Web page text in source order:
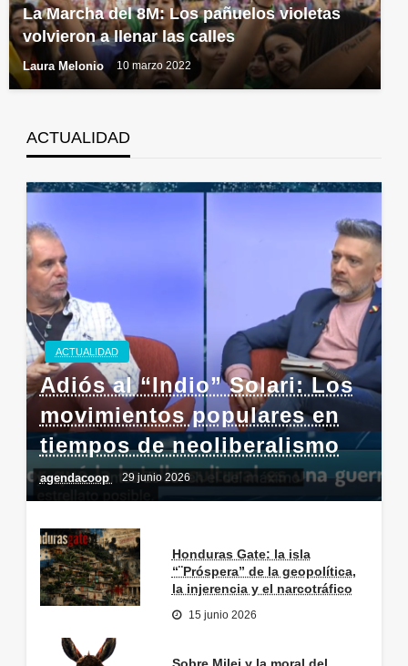
La Marcha del 8M: Los pañuelos violetas
volvieron a llenar las calles
Laura Melonio 10 marzo 2022
ACTUALIDAD
ACTUALIDAD
Adiós al “Indio” Solari: Los
movimientos populares en
tiempos de neoliberalismo
agendacoop 29 junio 2026
Honduras Gate: la isla
“¨Próspera” de la geopolítica,
la injerencia y el narcotráfico
15 junio 2026